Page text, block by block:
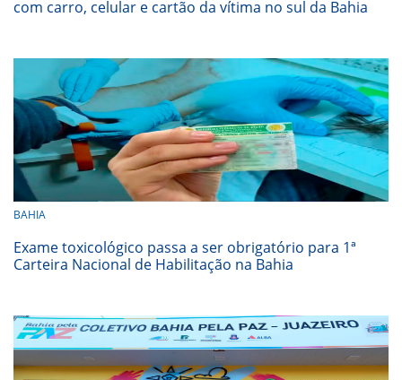
com carro, celular e cartão da vítima no sul da Bahia
BAHIA
Exame toxicológico passa a ser obrigatório para 1ª
Carteira Nacional de Habilitação na Bahia